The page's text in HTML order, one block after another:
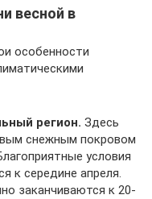
весной в
особенности
регион. Здесь
снежным покровом
условия
к середине апреля.
заканчиваются к 20-